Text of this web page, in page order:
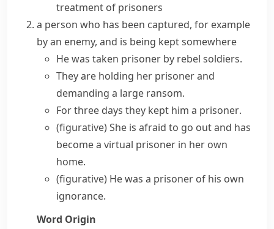
treatment of prisoners
a person who has been captured, for example
by an enemy, and is being kept somewhere
He was taken prisoner by rebel soldiers.
They are holding her prisonerand
demanding a large ransom.
For three days they kept him a prisoner.
(figurative)She is afraid to go out and has
become a virtual prisoner in her own
home.
(figurative) He was a prisoner of his own
ignorance.
Word Origin